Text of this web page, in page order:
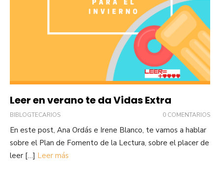
Leer en verano te da Vidas Extra
BIBLOGTECARIOS 0 COMENTARIOS
En este post, Ana Ordás e Irene Blanco, te vamos a hablar
sobre el Plan de Fomento de la Lectura, sobre el placer de
leer […] Leer más